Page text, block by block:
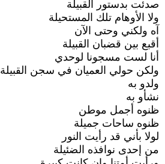
صدئت بدستور القبيلة
ولا الأوهام تلك المستحيلة
آه ولكني وحتى الآن
أقبع بين قضبان القبيلة
أنا لست مسجونا لوحدي
ولكن حولي العميان في سجن القبيلة
ولدو به
نشأو به
ظنوه أجمل موطن
ظنوه ساحات جميلة
لولا بأني قد رأيت النور
من إحدى نوافذه الضئيلة